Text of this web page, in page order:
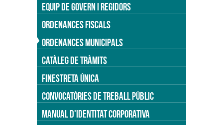
EQUIP DE GOVERN I REGIDORS
ORDENANCES FISCALS
ORDENANCES MUNICIPALS
CATÀLEG DE TRÀMITS
FINESTRETA ÚNICA
CONVOCATÒRIES DE TREBALL PÚBLIC
MANUAL D'IDENTITAT CORPORATIVA